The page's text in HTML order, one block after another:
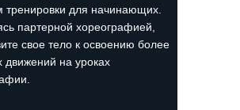
тренировки для начинающих.
партерной хореографией,
свое тело к освоению более
движений на уроках